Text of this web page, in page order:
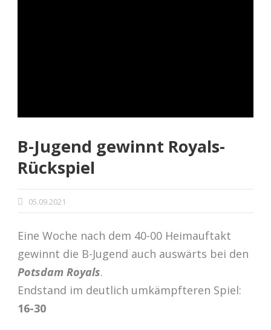
B-Jugend gewinnt Royals-
Rückspiel
05.09.2021
Eine Woche nach dem 40-00 Heimauftakt
gewinnt die B-Jugend auch auswärts bei den
Potsdam Royals.
Endstand im deutlich umkämpfteren Spiel:
16-30